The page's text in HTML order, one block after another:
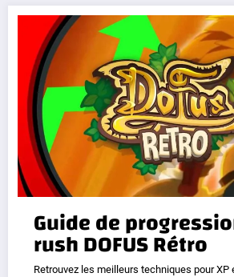
Guide de
rush DOFUS Rétro
Retrouvez les meilleurs techniques pour XP